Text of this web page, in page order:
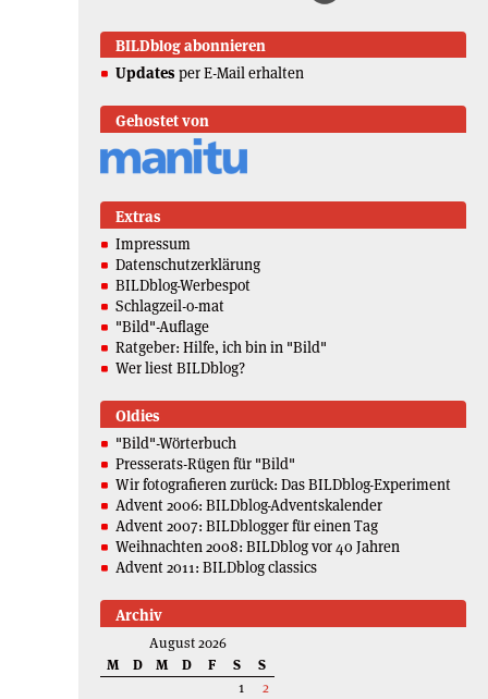
BILDblog abonnieren
Updates per E-Mail erhalten
Gehostet von
Extras
Impressum
Datenschutzerklärung
BILDblog-Werbespot
Schlagzeil-o-mat
"Bild"-Auflage
Ratgeber: Hilfe, ich bin in "Bild"
Wer liest BILDblog?
Oldies
"Bild"-Wörterbuch
Presserats-Rügen für "Bild"
Wir fotografieren zurück: Das BILDblog-Experiment
Advent 2006: BILDblog-Adventskalender
Advent 2007: BILDblogger für einen Tag
Weihnachten 2008: BILDblog vor 40 Jahren
Advent 2011: BILDblog classics
Archiv
August 2026
M
D M D F S
S
1
2